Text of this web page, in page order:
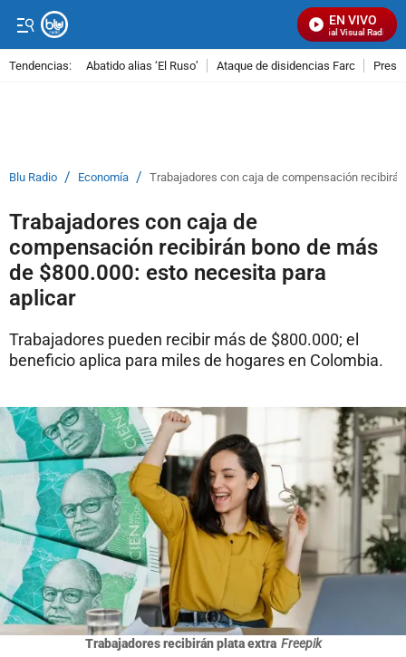
EN VIVO
Señal Visual Radio
Tendencias: Abatido alias ‘El Ruso’ Ataque de disidencias Farc
Blu Radio / Economía / Trabajadores con caja de compensación
Trabajadores con caja de
compensación recibirán bono de más
de $800.000: esto necesita para
aplicar
Trabajadores pueden recibir más de $800.000; el
beneficio aplica para miles de hogares en Colombia.
Trabajadores recibirán plata extra Freepik